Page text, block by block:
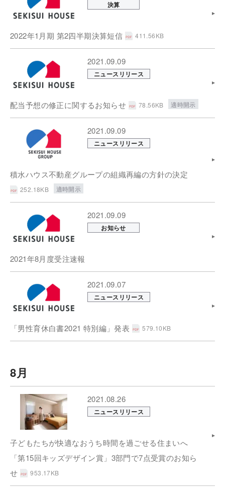
決算
2022年1月期 第2四半期決算短信 411.56KB
2021.09.09
ニュースリリース
配当予想の修正に関するお知らせ 78.56KB 適時開示
2021.09.09
ニュースリリース
積水ハウス不動産グループの組織再編の方針の決定
252.18KB 適時開示
2021.09.09
お知らせ
2021年8月度受注速報
2021.09.07
ニュースリリース
「男性育休白書2021 特別編」発表 579.10KB
8月
2021.08.26
ニュースリリース
子どもたちが快適なおうち時間を過ごせる住まいへ
「第15回キッズデザイン賞」3部門で7点受賞のお知ら
せ
953.17KB